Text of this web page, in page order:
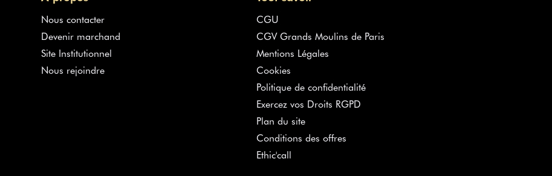
Nous contacter
Devenir marchand
Site Institutionnel
Nous rejoindre
CGU
CGV Grands Moulins de Paris
Mentions Légales
Cookies
Politique de confidentialité
Exercez vos Droits RGPD
Plan du site
Conditions des offres
Ethic'call